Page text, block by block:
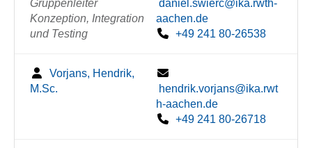
Gruppenleiter
Konzeption, Integration
und Testing
daniel.swierc@ika.rwth-
aachen.de
+49 241 80-26538
Vorjans, Hendrik,
M.Sc.
hendrik.vorjans@ika.rwt
h-aachen.de
+49 241 80-26718